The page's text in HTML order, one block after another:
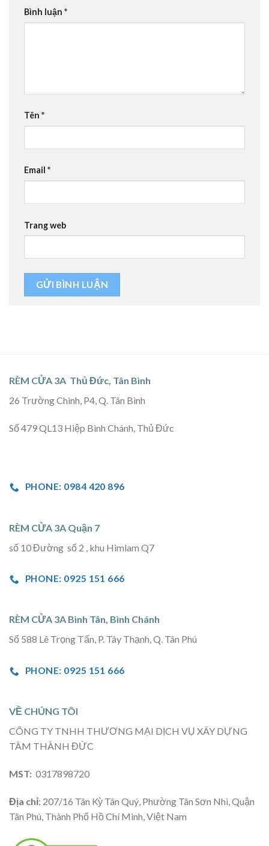
Bình luận *
Tên *
Email *
Trang web
RÈM CỬA 3A Thủ Đức, Tân Bình
26 Trường Chinh, P4, Q. Tân Bình
Số 479 QL13 Hiệp Bình Chánh, Thủ Đức
PHONE: 0984 420 896
RÈM CỬA 3A Quận 7
số 10 Đường số 2 , khu Himlam Q7
PHONE: 0925 151 666
RÈM CỬA 3A Bình Tân, Bình Chánh
Số 588 Lê Trọng Tấn, P. Tây Thạnh, Q. Tân Phú
PHONE: 0925 151 666
VỀ CHÚNG TÔI
CÔNG TY TNHH THƯƠNG MẠI DỊCH VỤ XÂY DỰNG
TÂM THÀNH ĐỨC
MST: 0317898720
Địa chỉ: 207/16 Tân Kỳ Tân Quý, Phường Tân Sơn Nhì, Quận
Tân Phú, Thành Phố Hồ Chí Minh, Việt Nam